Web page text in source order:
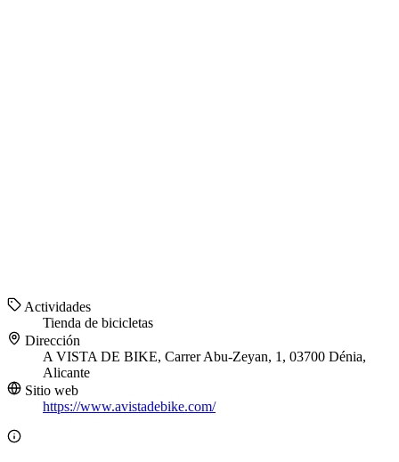
Actividades
Tienda de bicicletas
Dirección
A VISTA DE BIKE, Carrer Abu-Zeyan, 1, 03700 Dénia,
Alicante
Sitio web
https://www.avistadebike.com/